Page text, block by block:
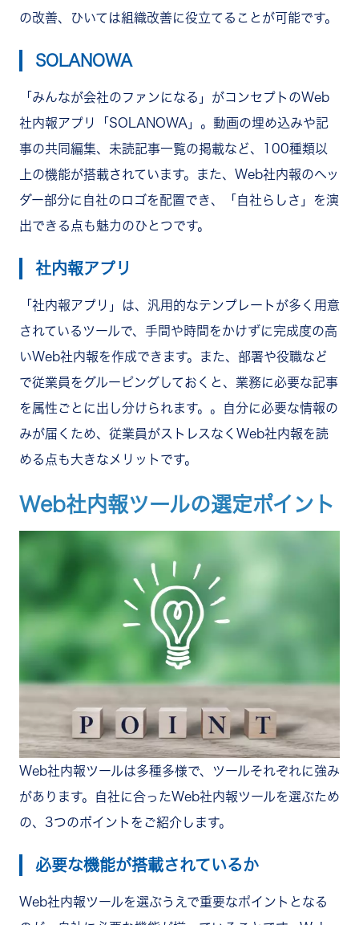
の改善、ひいては組織改善に役立てることが可能です。
SOLANOWA
「みんなが会社のファンになる」がコンセプトのWeb
社内報アプリ「SOLANOWA」。動画の埋め込みや記
事の共同編集、未読記事一覧の掲載など、100種類以
上の機能が搭載されています。また、Web社内報のヘッ
ダー部分に自社のロゴを配置でき、「自社らしさ」を演
出できる点も魅力のひとつです。
社内報アプリ
「社内報アプリ」は、汎用的なテンプレートが多く用意
されているツールで、手間や時間をかけずに完成度の高
いWeb社内報を作成できます。また、部署や役職など
で従業員をグルーピングしておくと、業務に必要な記事
を属性ごとに出し分けられます。。自分に必要な情報の
みが届くため、従業員がストレスなくWeb社内報を読
める点も大きなメリットです。
Web社内報ツールの選定ポイント
Web社内報ツールは多種多様で、ツールそれぞれに強み
があります。自社に合ったWeb社内報ツールを選ぶため
の、3つのポイントをご紹介します。
必要な機能が搭載されているか
Web社内報ツールを選ぶうえで重要なポイントとなる